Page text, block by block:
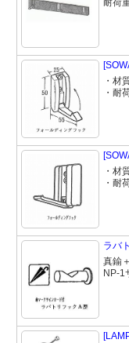
・材
・耐
・材
・耐
ラバ
真鍮
NP-1